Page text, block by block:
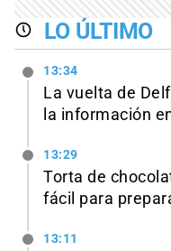
LO ÚLTIMO
13:34
La vuelta de
la información
13:29
Torta de
fácil para
13:11